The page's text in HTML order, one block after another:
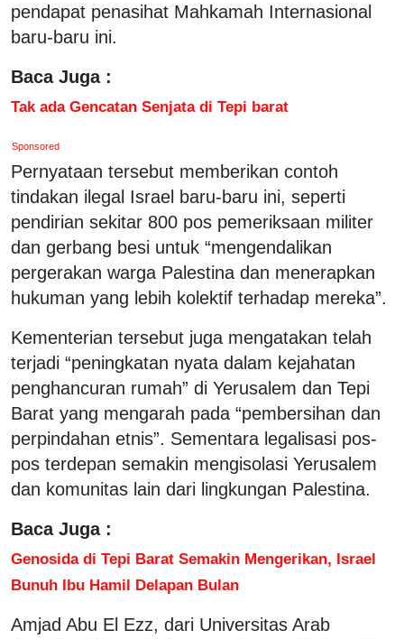
pendapat penasihat Mahkamah Internasional
baru-baru ini.
Baca Juga :
Tak ada Gencatan Senjata di Tepi barat
Sponsored
Pernyataan tersebut memberikan contoh
tindakan ilegal Israel baru-baru ini, seperti
pendirian sekitar 800 pos pemeriksaan militer
dan gerbang besi untuk “mengendalikan
pergerakan warga Palestina dan menerapkan
hukuman yang lebih kolektif terhadap mereka”.
Kementerian tersebut juga mengatakan telah
terjadi “peningkatan nyata dalam kejahatan
penghancuran rumah” di Yerusalem dan Tepi
Barat yang mengarah pada “pembersihan dan
perpindahan etnis”. Sementara legalisasi pos-
pos terdepan semakin mengisolasi Yerusalem
dan komunitas lain dari lingkungan Palestina.
Baca Juga :
Genosida di Tepi Barat Semakin Mengerikan, Israel
Bunuh Ibu Hamil Delapan Bulan
Amjad Abu El Ezz, dari Universitas Arab